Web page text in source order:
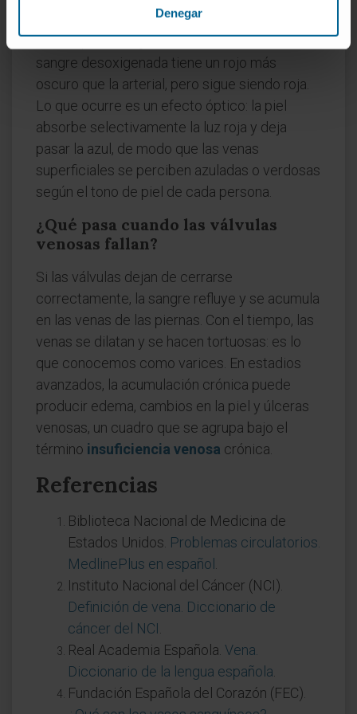
Denegar
No es que la sangre venosa sea azul. La
sangre desoxigenada tiene un rojo más
oscuro que la arterial, pero sigue siendo roja.
Lo que ocurre es un efecto óptico: la piel
absorbe selectivamente la luz roja y deja
pasar la azul, de modo que las venas
superficiales se perciben azuladas o verdosas
según el tono de piel de cada persona.
¿Qué pasa cuando las válvulas
venosas fallan?
Si las válvulas dejan de cerrarse
correctamente, la sangre refluye y se acumula
en las venas de las piernas. Con el tiempo, las
venas se dilatan y se hacen tortuosas: es lo
que conocemos como varices. En estadios
avanzados, la acumulación crónica puede
producir edema, cambios en la piel y úlceras
venosas, un cuadro que se agrupa bajo el
término insuficiencia venosa crónica.
Referencias
Biblioteca Nacional de Medicina de
Estados Unidos. Problemas circulatorios.
MedlinePlus en español
Instituto Nacional del Cáncer (NCI).
Definición de vena. Diccionario de
cáncer del NCI
Real Academia Española. Vena.
Diccionario de la lengua española
Fundación Española del Corazón (FEC).